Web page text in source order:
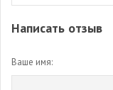
Написать отзыв
Ваше имя: